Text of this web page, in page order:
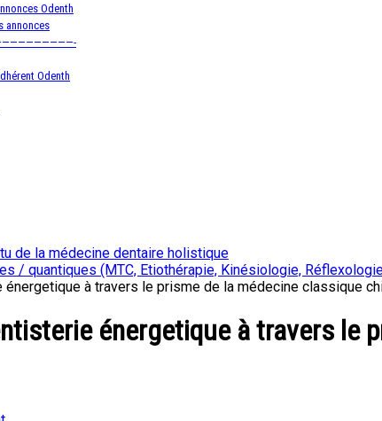
Odenth
annonces
Odenth
de la médecine dentaire holistique
/ quantiques (MTC, Etiothérapie, Kinésiologie,
à travers le prisme de la médecine classique
énergetique à travers le